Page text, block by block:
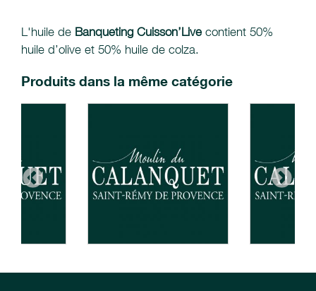
L'huile de Banqueting Cuisson’Live contient 50%
huile d’olive et 50% huile de colza.
Produits dans la même catégorie